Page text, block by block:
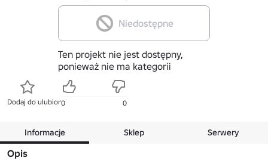
Niedostępne
Ten projekt nie jest dostępny,
ponieważ nie ma kategorii
Dodaj do ulubionych
0 0
Informacje Sklep Serwery
Opis